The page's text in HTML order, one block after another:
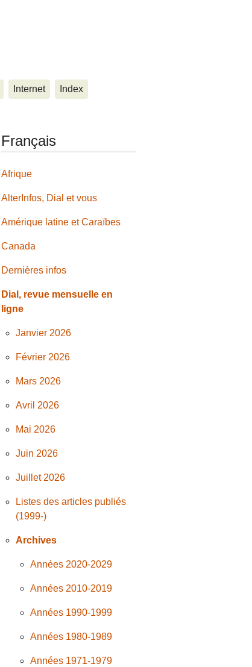
Internet Index
Français
Afrique
AlterInfos, Dial et vous
Amérique latine et Caraïbes
Canada
Dernières infos
Dial, revue mensuelle en
ligne
Janvier 2026
Février 2026
Mars 2026
Avril 2026
Mai 2026
Juin 2026
Juillet 2026
Listes des articles publiés
(1999-)
Archives
Années 2020-2029
Années 2010-2019
Années 1990-1999
Années 1980-1989
Années 1971-1979